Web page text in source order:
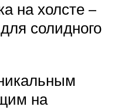
на холсте –
солидного
на